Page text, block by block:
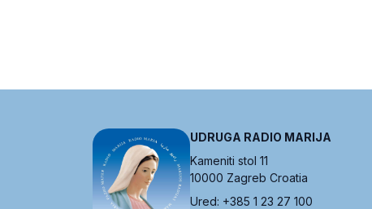
UDRUGA RADIO MARIJA
Kameniti stol 11
10000 Zagreb Croatia
Ured: +385 1 23 27 100